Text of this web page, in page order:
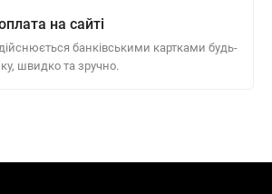
на сайті
банківськими картками будь-
швидко та зручно.